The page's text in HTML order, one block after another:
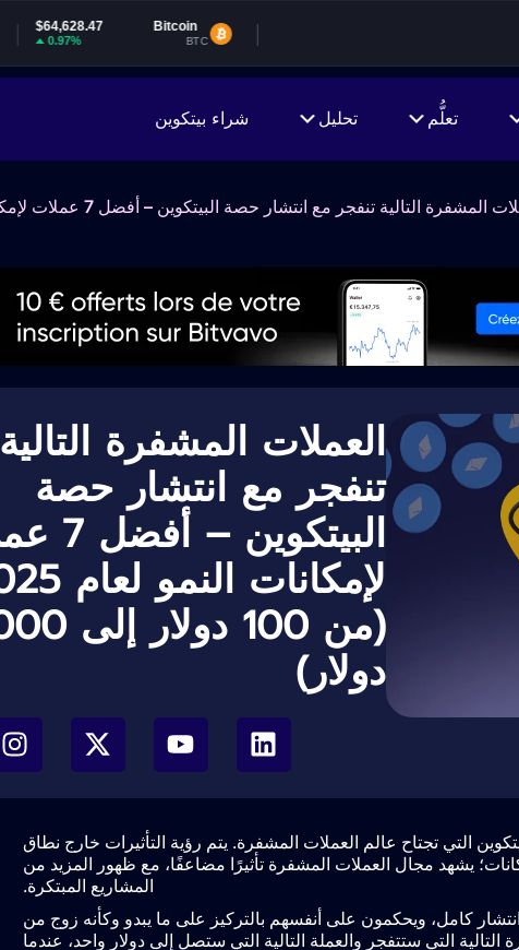
Bitcoin
BTC
تعلُّم تحليل شراء بيتكوين
العملات المشفرة التالية
تنفجر مع انتشار حصة
لإمكانات
(من 100
دولار)
التي تجتاح عالم العملات المشفرة. يتم رؤية التأثيرات خارج نطاق
يشهد مجال العملات المشفرة تأثيرًا مضاعفًا، مع ظهور المزيد من
المشاريع المبتكرة.
كامل، ويحكمون على أنفسهم بالتركيز على ما يبدو وكأنه زوج من
التالية التي ستتفجر والعملة التالية التي ستصل إلى دولار واحد، عندما